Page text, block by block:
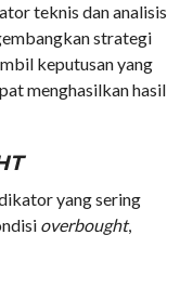
teknis dan analisis
strategi
keputusan yang
menghasilkan hasil
yang sering
overbought,